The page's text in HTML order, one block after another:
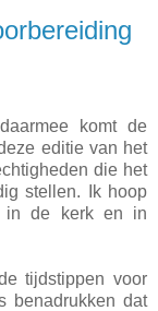
komt de
editie van het
die het
stellen. Ik hoop
in de kerk en in
tijdstippen voor
benadrukken dat